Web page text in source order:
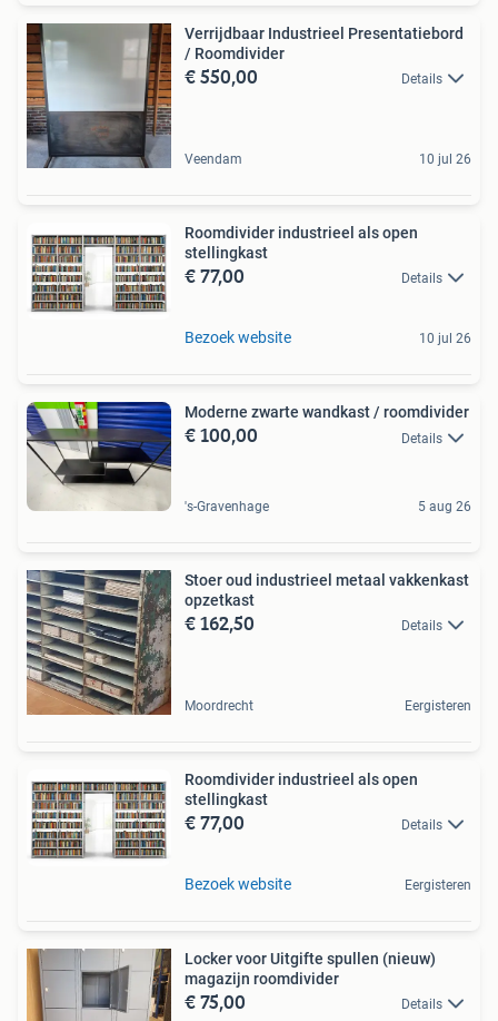
Verrijdbaar Industrieel Presentatiebord
/ Roomdivider
€ 550,00 Details
Veendam 10 jul 26
Roomdivider industrieel als open
stellingkast
€ 77,00 Details
Bezoek website 10 jul 26
Moderne zwarte wandkast / roomdivider
€ 100,00 Details
's-Gravenhage 5 aug 26
Stoer oud industrieel metaal vakkenkast
opzetkast
€ 162,50 Details
Moordrecht Eergisteren
Roomdivider industrieel als open
stellingkast
€ 77,00 Details
Bezoek website Eergisteren
Locker voor Uitgifte spullen (nieuw)
magazijn roomdivider
€ 75,00 Details